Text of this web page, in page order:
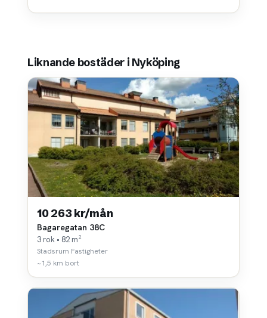
Liknande bostäder i Nyköping
10 263 kr/mån
Bagaregatan 38C
3 rok • 82 m²
Stadsrum Fastigheter
~1,5 km bort